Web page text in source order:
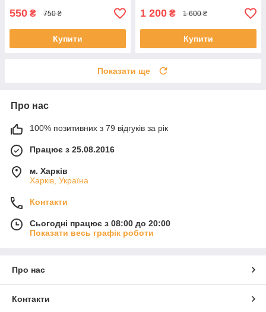
550 ₴ 750 ₴
Купити
1 200 ₴ 1 600 ₴
Купити
Показати ще
Про нас
100% позитивних з 79 відгуків за рік
Працює з 25.08.2016
м. Харків
Харків, Україна
Контакти
Сьогодні працює з 08:00 до 20:00
Показати весь графік роботи
Про нас
Контакти